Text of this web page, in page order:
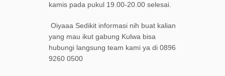
kamis pada pukul 19.00-20.00 selesai.
Oiyaaa Sedikit informasi nih buat kalian
yang mau ikut gabung Kulwa bisa
hubungi langsung team kami ya di 0896
9260 0500